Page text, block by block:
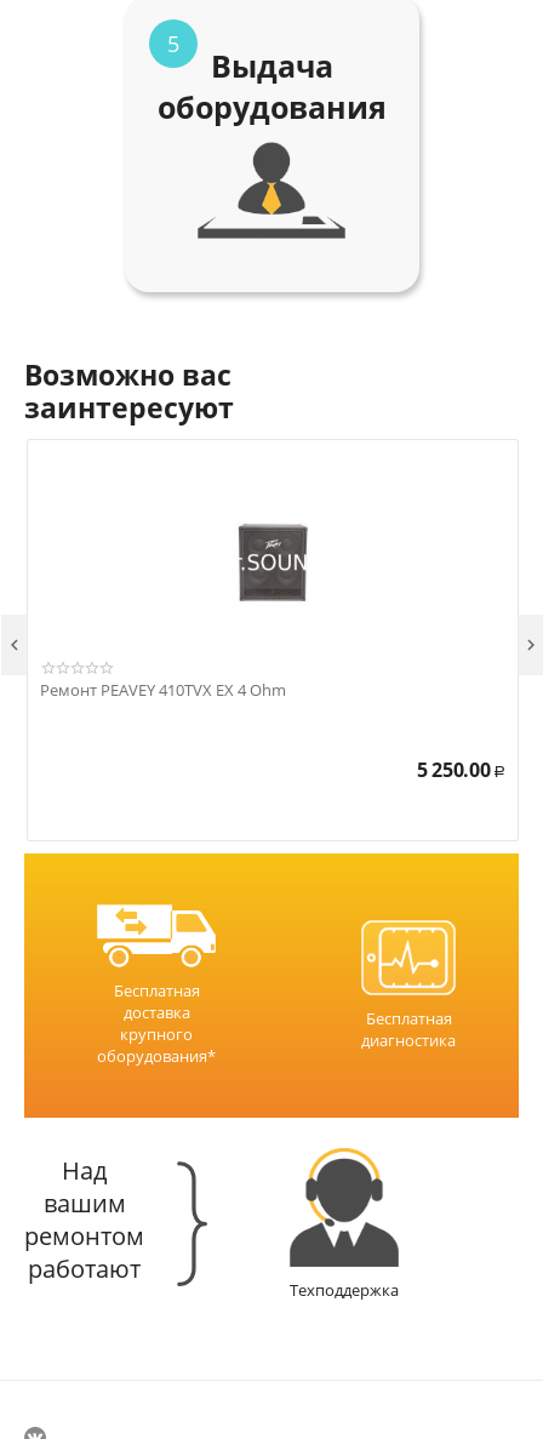
5
Выдача
оборудования
Возможно вас
заинтересуют
Ремонт PEAVEY 410TVX EX 4 Ohm
5 250.00 Р
 
Бесплатная
доставка
крупного
оборудования*
Бесплатная
диагностика
Над
вашим
ремонтом
работают
Техподдержка